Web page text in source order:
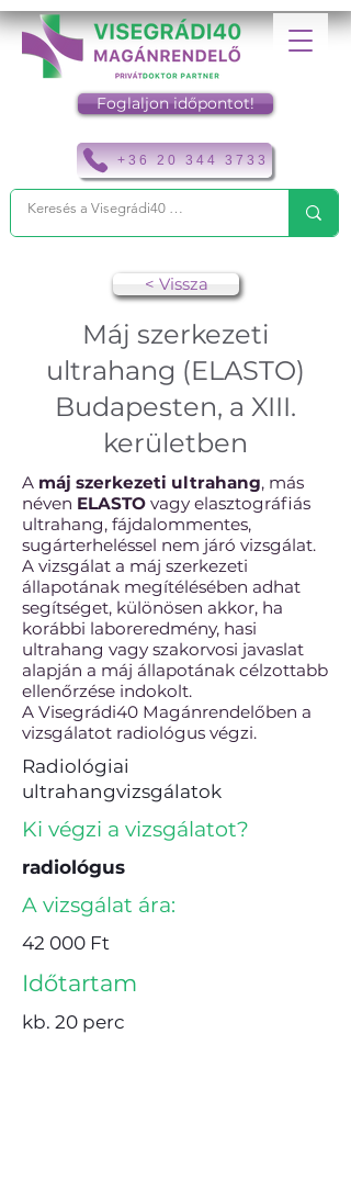
+36 20 344 3733
Foglaljon időpontot!
< Vissza
Máj szerkezeti
ultrahang (ELASTO)
Budapesten, a XIII.
kerületben
A máj szerkezeti ultrahang, más
néven ELASTO vagy elasztográfiás
ultrahang, fájdalommentes,
sugárterheléssel nem járó vizsgálat.
A vizsgálat a máj szerkezeti
állapotának megítélésében adhat
segítséget, különösen akkor, ha
korábbi laboreredmény, hasi
ultrahang vagy szakorvosi javaslat
alapján a máj állapotának célzottabb
ellenőrzése indokolt.
A Visegrádi40 Magánrendelőben a
vizsgálatot radiológus végzi.
Radiológiai
ultrahangvizsgálatok
Ki végzi a vizsgálatot?
radiológus
A vizsgálat ára:
42 000 Ft
Időtartam
kb. 20 perc